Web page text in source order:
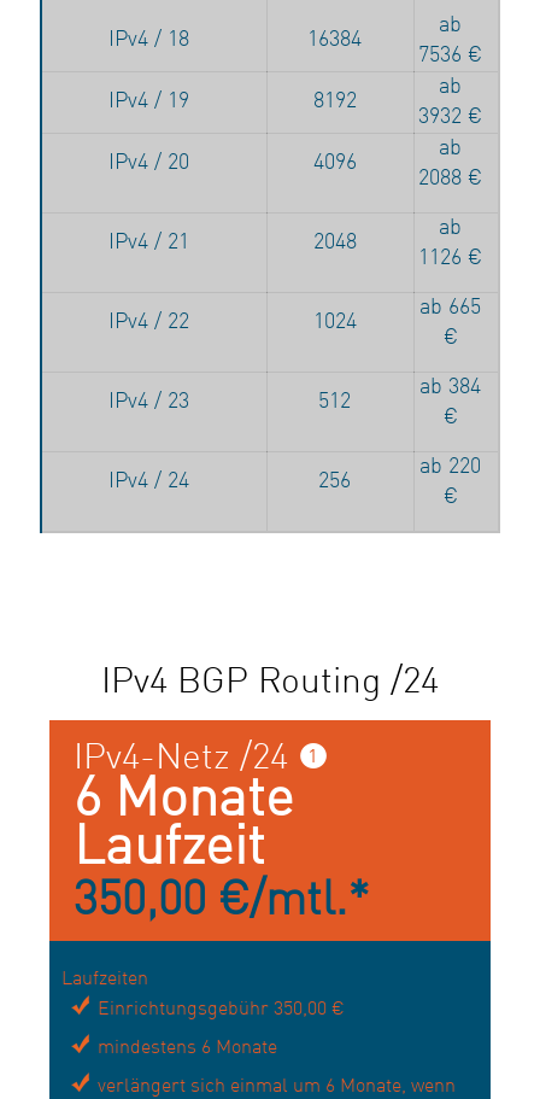
IPv4 / 18 16384
ab
7536 €
IPv4 / 19 8192
ab
3932 €
IPv4 / 20 4096
ab
2088 €
IPv4 / 21 2048
ab
1126 €
IPv4 / 22 1024
ab 665
€
IPv4 / 23 512
ab 384
€
IPv4 / 24 256
ab 220
€
IPv4 BGP Routing /24
IPv4-Netz /24 ❶
6 Monate
Laufzeit
350,00 €/mtl.*
Laufzeiten
Einrichtungsgebühr 350,00 €
mindestens 6 Monate
verlängert sich einmal um 6 Monate, wenn